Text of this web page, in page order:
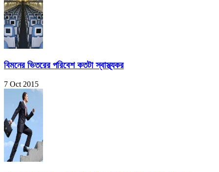
বিমনের ভিতরের পরিবেশ কতটা স্বাস্থ্যকর
7 Oct 2015